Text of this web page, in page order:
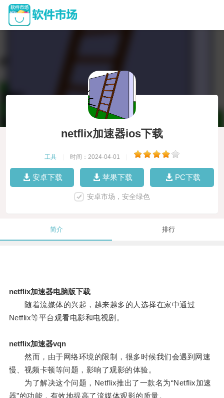
netflix加速器ios下载
工具 时间：2024-04-01
安卓下载 苹果下载 PC下载
安卓市场，安全绿色
简介 排行
netflix加速器电脑版下载
随着流媒体的兴起，越来越多的人选择在家中通过
Netflix等平台观看电影和电视剧。
netflix加速器vqn
然而，由于网络环境的限制，很多时候我们会遇到网速
慢、视频卡顿等问题，影响了观影的体验。
为了解决这个问题，Netflix推出了一款名为“Netflix加速
器”的功能，有效地提高了流媒体观影的质量。